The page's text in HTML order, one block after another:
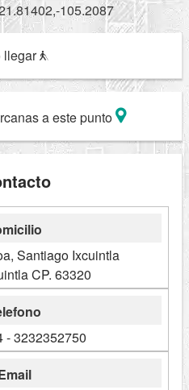
105.2087
llegar
a este punto
Santiago Ixcuintla
CP. 63320
- 3232352750